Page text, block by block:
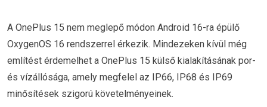
A OnePlus 15 nem meglepő módon Android 16-ra épülő
OxygenOS 16 rendszerrel érkezik. Mindezeken kívül még
említést érdemelhet a OnePlus 15 külső kialakításának por-
és vízállósága, amely megfelel az IP66, IP68 és IP69
minősítések szigorú követelményeinek.